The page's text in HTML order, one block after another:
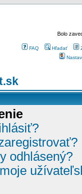
Bolo
FAQ Hľadať
odhlásený?